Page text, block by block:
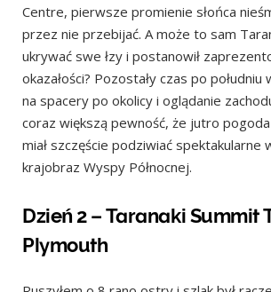
Centre, pierwsze promienie słońca
przez nie przebijać. A może to sam
ukrywać swe łzy i postanowił
okazałości? Pozostały czas po południu
na spacery po okolicy i oglądanie
coraz większą pewność, że jutro
miał szczęście podziwiać spektakularne
krajobraz Wyspy Północnej.
Dzień 2 – Taranaki Summit
Plymouth